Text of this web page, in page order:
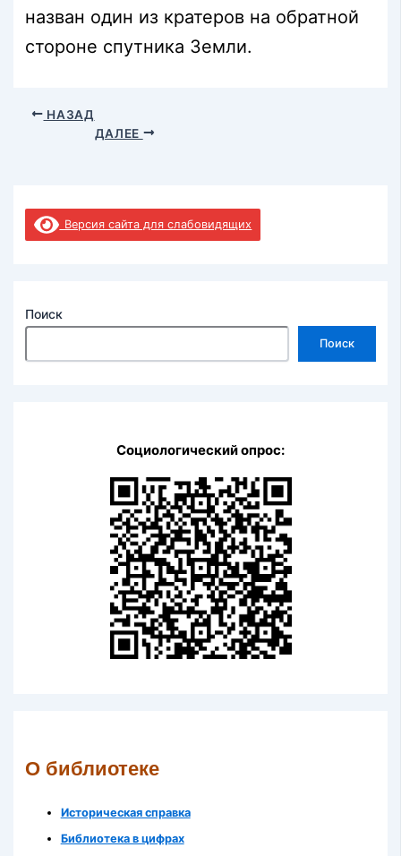
назван один из кратеров на обратной
стороне спутника Земли.
НАЗАД
ДАЛЕЕ
Версия сайта для слабовидящих
Поиск
Поиск
Социологический опрос:
О библиотеке
Историческая справка
Библиотека в цифрах